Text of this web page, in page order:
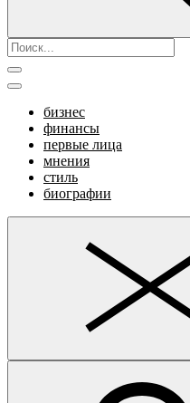
бизнес
финансы
первые лица
мнения
стиль
биографии